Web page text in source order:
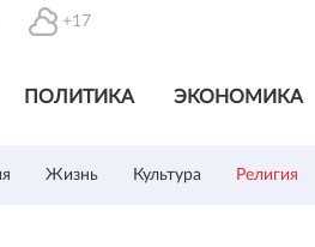
+17
ПОЛИТИКА ЭКОНОМИКА
Жизнь Культура Религия